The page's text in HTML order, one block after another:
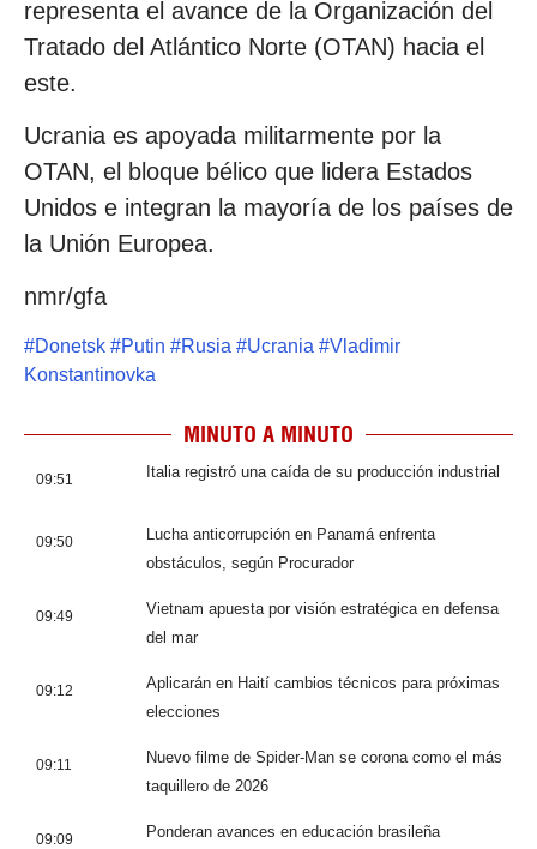
representa el avance de la Organización del
Tratado del Atlántico Norte (OTAN) hacia el
este.
Ucrania es apoyada militarmente por la
OTAN, el bloque bélico que lidera Estados
Unidos e integran la mayoría de los países de
la Unión Europea.
nmr/gfa
#Donetsk #Putin #Rusia #Ucrania #Vladimir
Konstantinovka
MINUTO A MINUTO
09:51 Italia registró una caída de su producción industrial
09:50
Lucha anticorrupción en Panamá enfrenta
obstáculos, según Procurador
09:49
Vietnam apuesta por visión estratégica en defensa
del mar
09:12
Aplicarán en Haití cambios técnicos para próximas
elecciones
09:11
Nuevo filme de Spider-Man se corona como el más
taquillero de 2026
09:09 Ponderan avances en educación brasileña